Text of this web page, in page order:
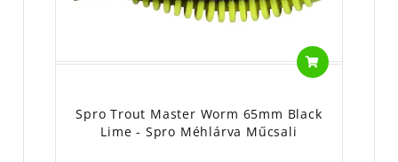
Spro Trout Master Worm 65mm Black
Lime - Spro Méhlárva Műcsali